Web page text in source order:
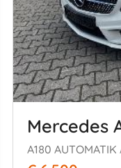
Mercedes
A180 AUTOMATIK